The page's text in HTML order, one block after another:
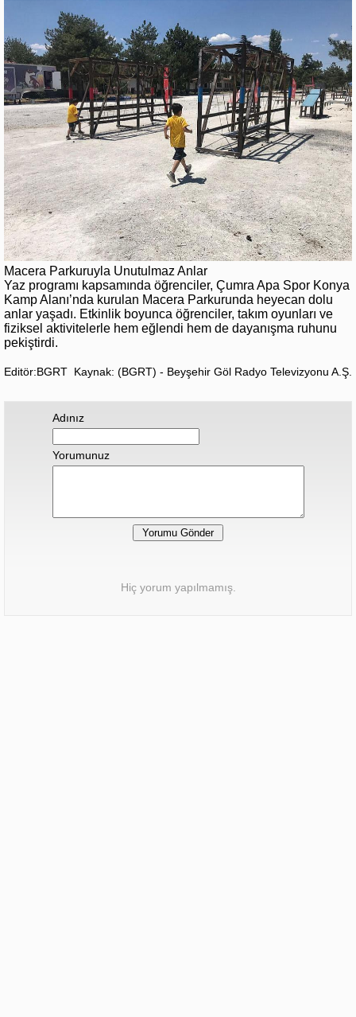
Macera Parkuruyla Unutulmaz Anlar
Yaz programı kapsamında öğrenciler, Çumra Apa Spor Konya
Kamp Alanı’nda kurulan Macera Parkurunda heyecan dolu
anlar yaşadı. Etkinlik boyunca öğrenciler, takım oyunları ve
fiziksel aktivitelerle hem eğlendi hem de dayanışma ruhunu
pekiştirdi.
Editör:BGRT Kaynak: (BGRT) - Beyşehir Göl Radyo Televizyonu A.Ş.
Adınız
Yorumunuz
Hiç yorum yapılmamış.